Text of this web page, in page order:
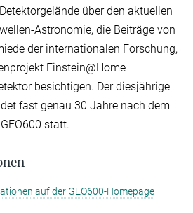
über den aktuellen
Astronomie, die Beiträge von
der internationalen Forschung,
Einstein@Home
besichtigen. Der diesjährige
fast genau 30 Jahre nach dem
statt.
auf der GEO600-Homepage